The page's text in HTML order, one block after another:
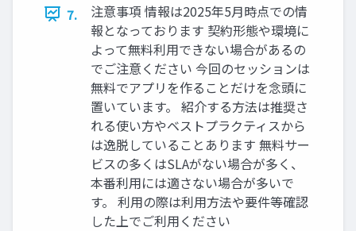
7.
注意事項 情報は2025年5月時点での情
報となっております 契約形態や環境に
よって無料利用できない場合があるの
でご注意ください 今回のセッションは
無料でアプリを作ることだけを念頭に
置いています。 紹介する方法は推奨さ
れる使い方やベストプラクティスから
は逸脱していることあります 無料サー
ビスの多くはSLAがない場合が多く、
本番利用には適さない場合が多いで
す。 利用の際は利用方法や要件等確認
した上でご利用ください